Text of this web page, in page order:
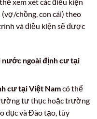
xem xét các điều kiện
chồng, con cái) theo
và điều kiện sẽ được
nước ngoài định cư tại
cư tại Việt Namcó thể
tư thục hoặc trường
dục và Đào tạo, tùy